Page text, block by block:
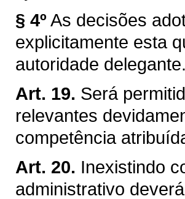
§ 4º As decisões
explicitamente esta
autoridade delegante.
Art. 19. Será
relevantes
competência
Art. 20. Inexistindo
administrativo